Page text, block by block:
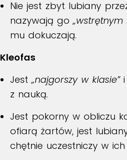
Nie jest zbyt lubiany
nazywają go„wstrętnym
mu dokuczają.
Kleofas
Jest„najgorszy w klasie”i
z nauką.
Jest pokorny w obliczu
ofiarą żartów, jest
chętnie uczestniczy w